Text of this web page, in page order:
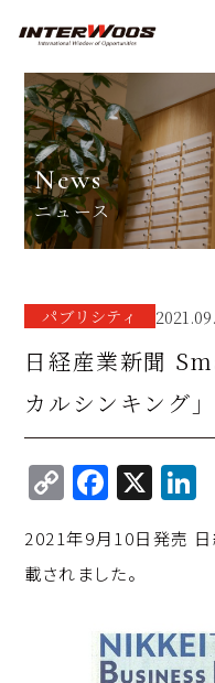
news
ニュース
パブリシティ
日経産業新聞
カルシンキング」
C
o
p
y
F
a
c
e
b
o
X
I
2021年9月10日発売
載されました。